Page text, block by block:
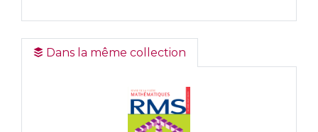
Dans la même collection